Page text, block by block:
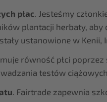
płac. Jesteśmy
plantacji herbaty, aby
ustanowione w Kenii,
równość płci
testów
. Fairtrade zapewnia